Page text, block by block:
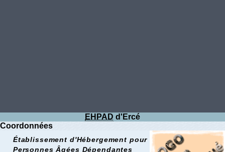
EHPAD d'Ercé
Coordonnées
Établissement d'Hébergement pour
Personnes Âgées Dépendantes